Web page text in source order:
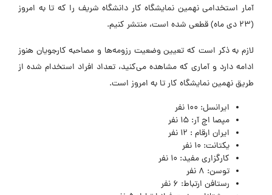
آمار استخدامی نهمین نمایشگاه کار دانشگاه شریف را که تا به امروز
(23 دی ماه) قطعی شده است، منتشر کنیم.
لازم به ذکر است که تعیین وضعیت رزومه‌ها و مصاحبه کارجویان هنوز
ادامه دارد و آماری که مشاهده می‌کنید، تعداد افراد استخدام شده از
طریق نهمین نمایشگاه کار تا به امروز است.
ایرانسل: 100 نفر
مپصا اچ آر: 15 نفر
ایران ارقام : 12 نفر
یکتانت: 10 نفر
کارگزاری مفید: 10 نفر
توسن: 8 نفر
رستافن ارتباط: 6 نفر